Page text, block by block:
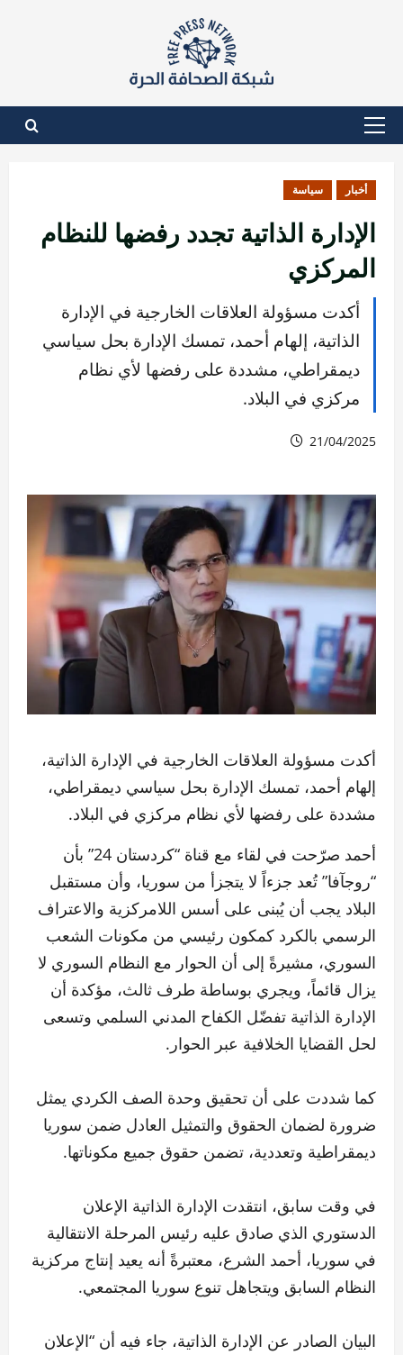
القائمة
أخبار سياسة
الإدارة الذاتية تجدد رفضها للنظام
المركزي
أكدت مسؤولة العلاقات الخارجية في الإدارة
الذاتية، إلهام أحمد، تمسك الإدارة بحل سياسي
ديمقراطي، مشددة على رفضها لأي نظام
مركزي في البلاد.
21/04/2025
أكدت مسؤولة العلاقات الخارجية في الإدارة الذاتية،
إلهام أحمد، تمسك الإدارة بحل سياسي ديمقراطي،
مشددة على رفضها لأي نظام مركزي في البلاد.
أحمد صرّحت في لقاء مع قناة “كردستان 24” بأن
“روجآفا” تُعد جزءاً لا يتجزأ من سوريا، وأن مستقبل
البلاد يجب أن يُبنى على أسس اللامركزية والاعتراف
الرسمي بالكرد كمكون رئيسي من مكونات الشعب
السوري، مشيرةً إلى أن الحوار مع النظام السوري لا
يزال قائماً، ويجري بوساطة طرف ثالث، مؤكدة أن
الإدارة الذاتية تفضّل الكفاح المدني السلمي وتسعى
لحل القضايا الخلافية عبر الحوار.
كما شددت على أن تحقيق وحدة الصف الكردي يمثل
ضرورة لضمان الحقوق والتمثيل العادل ضمن سوريا
ديمقراطية وتعددية، تضمن حقوق جميع مكوناتها.
في وقت سابق، انتقدت الإدارة الذاتية الإعلان
الدستوري الذي صادق عليه رئيس المرحلة الانتقالية
في سوريا، أحمد الشرع، معتبرةً أنه يعيد إنتاج مركزية
النظام السابق ويتجاهل تنوع سوريا المجتمعي.
البيان الصادر عن الإدارة الذاتية، جاء فيه أن “الإعلان